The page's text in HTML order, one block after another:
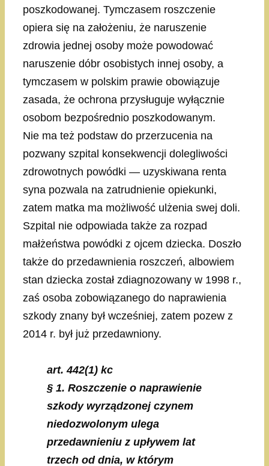
poszkodowanej. Tymczasem roszczenie
opiera się na założeniu, że naruszenie
zdrowia jednej osoby może powodować
naruszenie dóbr osobistych innej osoby, a
tymczasem w polskim prawie obowiązuje
zasada, że ochrona przysługuje wyłącznie
osobom bezpośrednio poszkodowanym.
Nie ma też podstaw do przerzucenia na
pozwany szpital konsekwencji dolegliwości
zdrowotnych powódki — uzyskiwana renta
syna pozwala na zatrudnienie opiekunki,
zatem matka ma możliwość ulżenia swej doli.
Szpital nie odpowiada także za rozpad
małżeństwa powódki z ojcem dziecka. Doszło
także do przedawnienia roszczeń, albowiem
stan dziecka został zdiagnozowany w 1998 r.,
zaś osoba zobowiązanego do naprawienia
szkody znany był wcześniej, zatem pozew z
2014 r. był już przedawniony.
art. 442(1) kc
§ 1. Roszczenie o naprawienie
szkody wyrządzonej czynem
niedozwolonym ulega
przedawnieniu z upływem lat
trzech od dnia, w którym